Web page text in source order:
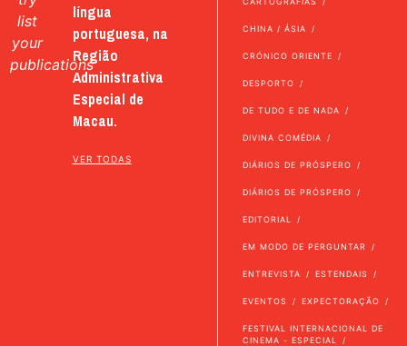
list
your
publications
língua
portuguesa, na
Região
Administrativa
Especial de
Macau.
VER TODAS
CHINA / ÁSIA
CRÓNICO ORIENTE
DESPORTO
DE TUDO E DE NADA
DIVINA COMÉDIA
DIÁRIOS DE PRÓSPERO
DIÁRIOS DE PRÓSPERO
EDITORIAL
EM MODO DE PERGUNTAR
ENTREVISTA ESTENDAIS
EVENTOS EXPECTORAÇÃO
FESTIVAL INTERNACIONAL DE
CINEMA - ESPECIAL